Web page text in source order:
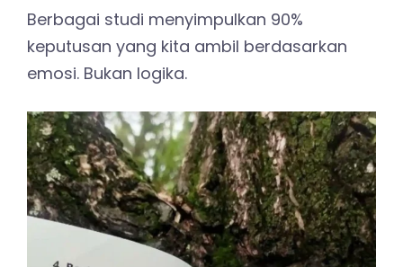
Berbagai studi menyimpulkan 90%
keputusan yang kita ambil berdasarkan
emosi. Bukan logika.